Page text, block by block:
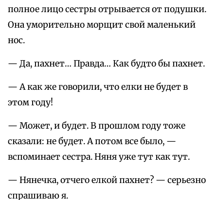
полное лицо сестры отрывается от подушки.
Она уморительно морщит свой маленький
нос.
— Да, пахнет… Правда… Как будто бы пахнет.
— А как же говорили, что елки не будет в
этом году!
— Может, и будет. В прошлом году тоже
сказали: не будет. А потом все было, —
вспоминает сестра. Няня уже тут как тут.
— Нянечка, отчего елкой пахнет? — серьезно
спрашиваю я.